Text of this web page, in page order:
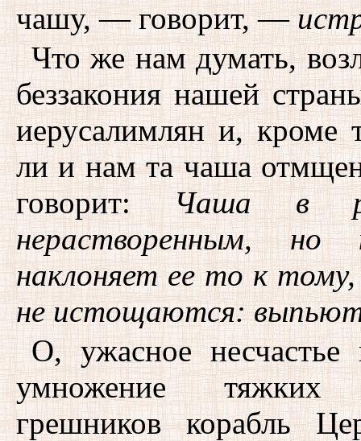
чашу, — говорит, —
Что же нам думать,
беззакония нашей
иерусалимлян и, кроме
ли и нам та чаша
говорит:Чаша в
нерастворенным, но
наклоняет ее то к
не истощаются: выпьют
О, ужасное
умножение тяжких
грешников корабль